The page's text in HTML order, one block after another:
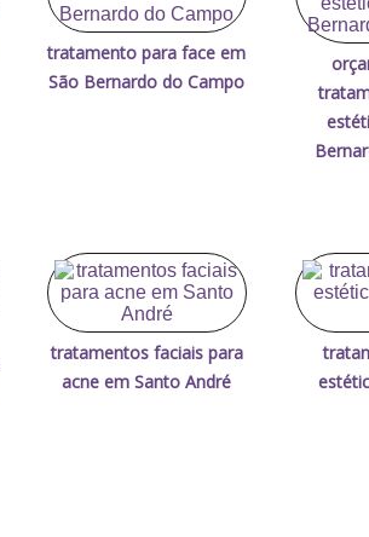
tratamento para face em
São Bernardo do Campo
tratamentos faciais para
acne em Santo André